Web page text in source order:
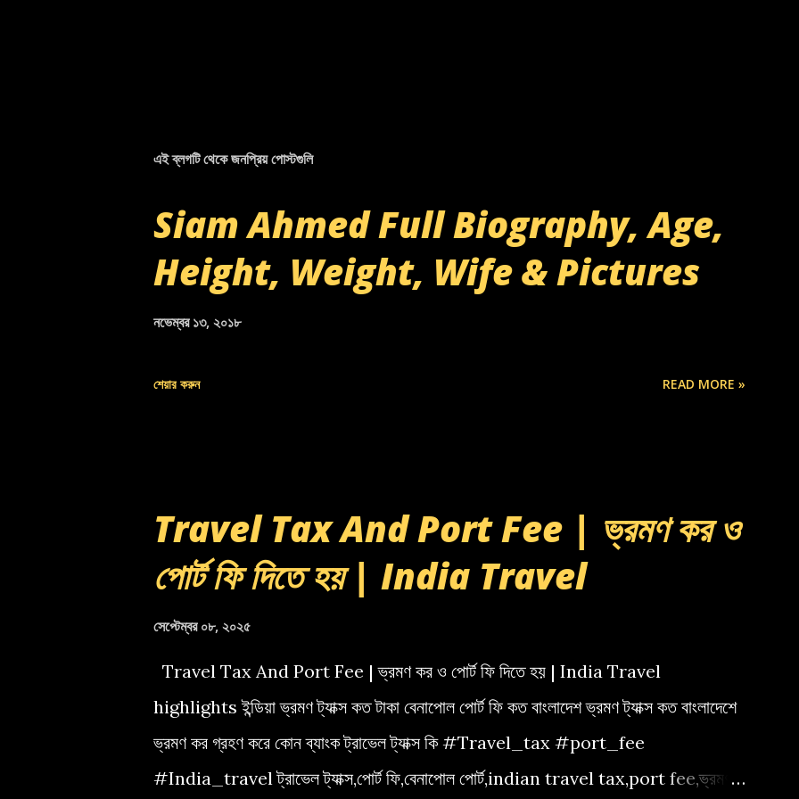
এই ব্লগটি থেকে জনপ্রিয় পোস্টগুলি
Siam Ahmed Full Biography, Age,
Height, Weight, Wife & Pictures
নভেম্বর ১৩, ২০১৮
শেয়ার করুন READ MORE »
Travel Tax And Port Fee | ভ্রমণ কর ও
পোর্ট ফি দিতে হয় | India Travel
সেপ্টেম্বর ০৮, ২০২৫
Travel Tax And Port Fee | ভ্রমণ কর ও পোর্ট ফি দিতে হয় | India Travel
highlights ইন্ডিয়া ভ্রমণ ট্যাক্স কত টাকা বেনাপোল পোর্ট ফি কত বাংলাদেশ ভ্রমণ ট্যাক্স কত বাংলাদেশে
ভ্রমণ কর গ্রহণ করে কোন ব্যাংক ট্রাভেল ট্যাক্স কি #Travel_tax #port_fee
#India_travel ট্রাভেল ট্যাক্স,পোর্ট ফি,বেনাপোল পোর্ট,indian travel tax,port fee,ভ্রমণ